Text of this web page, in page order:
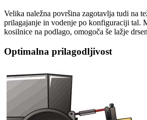
Velika naležna površina zagotavlja tudi na
prilagajanje in vodenje po konfiguraciji tal.
kosilnice na podlago, omogoča še lažje
Optimalna prilagodljivost